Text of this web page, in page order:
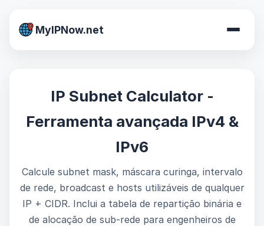
MyIPNow.net
IP Subnet Calculator -
Ferramenta avançada IPv4 &
IPv6
Calcule subnet mask, máscara curinga, intervalo
de rede, broadcast e hosts utilizáveis de qualquer
IP + CIDR. Inclui a tabela de repartição binária e
de alocação de sub-rede para engenheiros de